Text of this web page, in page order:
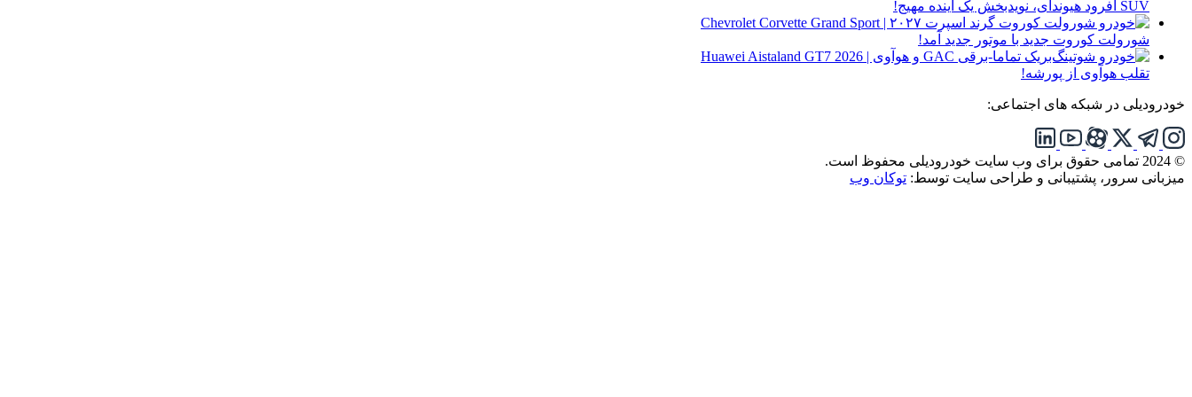
SUV آفرود هیوندای، نویدبخش یک آینده مهیج!
شورولت کوروت جدید با موتور جدید آمد!
تقلب هوآوی از پورشه!
خودرودیلی در شبکه های اجتماعی:
© 2024 تمامی حقوق برای وب سایت خودرودیلی محفوظ است.
میزبانی سرور، پشتیبانی و طراحی سایت توسط: توکان وب